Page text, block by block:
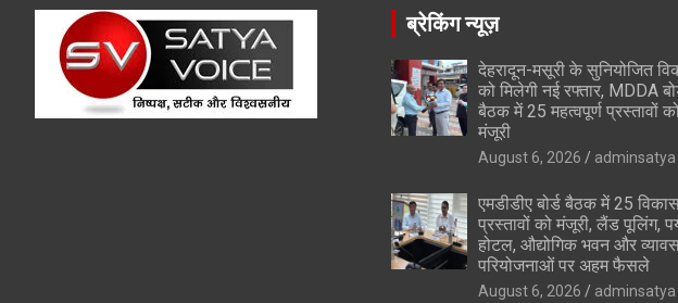
ब्रेकिंग न्यूज़
देहरादून-मसूरी के सुनियोजित
को मिलेगी नई रफ्तार, MDDA
बैठक में 25 महत्वपूर्ण प्रस्तावों
मंजूरी
August 6, 2026 adminsatya
एमडीडीए बोर्ड बैठक में 25
प्रस्तावों को मंजूरी, लैंड पूलिंग,
होटल, औद्योगिक भवन और
परियोजनाओं पर अहम फैसले
August 6, 2026 adminsatya